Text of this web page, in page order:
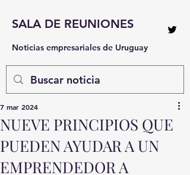
SALA DE REUNIONES
Noticias empresariales de Uruguay
NUEVE PRINCIPIOS QUE
PUEDEN AYUDAR A UN
EMPRENDEDOR A
7 mar 2024